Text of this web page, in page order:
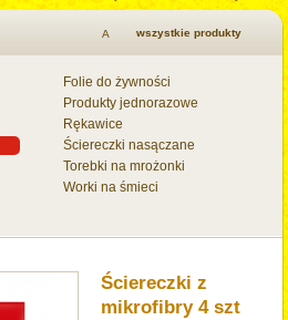
wszystkie produkty
A
Folie do żywności
Produkty jednorazowe
Rękawice
Ściereczki nasączane
Torebki na mrożonki
Worki na śmieci
Ściereczki z
mikrofibry 4 szt